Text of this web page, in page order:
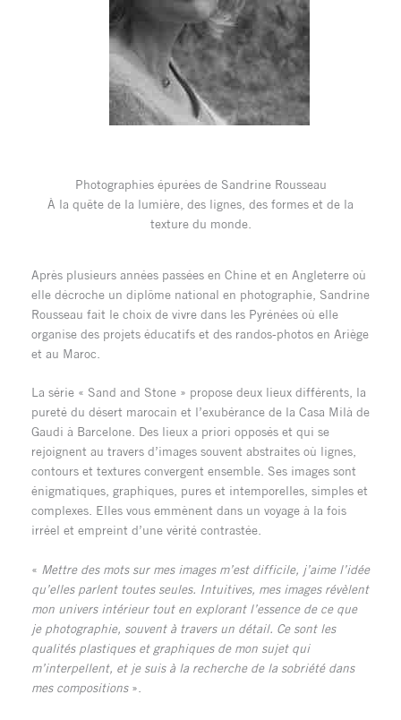
Photographies épurées de Sandrine Rousseau
À la quête de la lumière, des lignes, des formes et de la
texture du monde.
Après plusieurs années passées en Chine et en Angleterre où
elle décroche un diplôme national en photographie, Sandrine
Rousseau fait le choix de vivre dans les Pyrénées où elle
organise des projets éducatifs et des randos-photos en Ariège
et au Maroc.
La série « Sand and Stone » propose deux lieux différents, la
pureté du désert marocain et l’exubérance de la Casa Milà de
Gaudi à Barcelone. Des lieux a priori opposés et qui se
rejoignent au travers d’images souvent abstraites où lignes,
contours et textures convergent ensemble. Ses images sont
énigmatiques, graphiques, pures et intemporelles, simples et
complexes. Elles vous emmènent dans un voyage à la fois
irréel et empreint d’une vérité contrastée.
« Mettre des mots sur mes images m’est difficile, j’aime l’idée
qu’elles parlent toutes seules. Intuitives, mes images révèlent
mon univers intérieur tout en explorant l’essence de ce que
je photographie, souvent à travers un détail. Ce sont les
qualités plastiques et graphiques de mon sujet qui
m’interpellent, et je suis à la recherche de la sobriété dans
mes compositions».